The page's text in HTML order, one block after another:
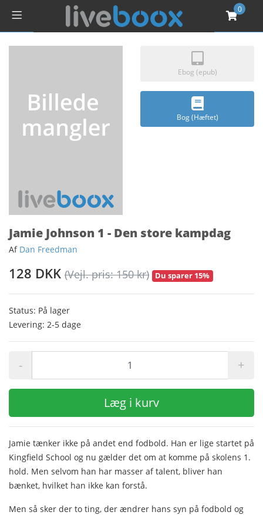
0
Ebog (epub)
Bog (Hæftet)
Jamie Johnson 1 - Den store kampdag
Af Dan Freedman
128 DKK (Vejl. pris: 150 kr) Du sparer 15%
Status: På lager
Levering: 2-5 dage
- +
Læg i kurv
Jamie tænker ikke på andet end fodbold. Han er lige startet på
Kingfield School og nu gælder det om at komme på skolens 1.
hold. Men selvom han har masser af talent, bliver han
bænket, hvilket han ikke kan forstå.
Men så sker der to ting, der ændrer hans syn på fodbold og